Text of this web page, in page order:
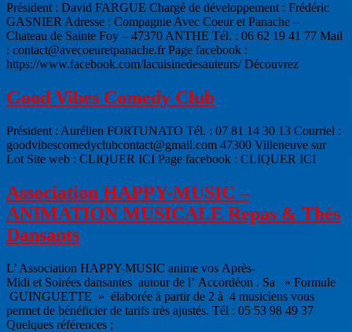
Président : David FARGUE Chargé de développement : Frédéric
GASNIER Adresse : Compagnie Avec Coeur et Panache –
Chateau de Sainte Foy – 47370 ANTHE Tél. : 06 62 19 41 77 Mail
: contact@avecoeuretpanache.fr Page facebook :
https://www.facebook.com/lacuisinedesauteurs/ Découvrez
Good Vibes Comedy Club
Président : Aurélien FORTUNATO Tél. : 07 81 14 30 13 Courriel :
goodvibescomedyclubcontact@gmail.com 47300 Villeneuve sur
Lot Site web : CLIQUER ICI Page facebook : CLIQUER ICI
Association HAPPY-MUSIC –
ANIMATION MUSICALE Repas & Thés
Dansants
L’ Association HAPPY-MUSIC anime vos Après-
Midi et Soirées dansantes autour de l’ Accordéon . Sa » Formule
GUINGUETTE » élaborée à partir de 2 à 4 musiciens vous
permet de bénéficier de tarifs très ajustés. Tél : 05 53 98 49 37
Quelques références ;